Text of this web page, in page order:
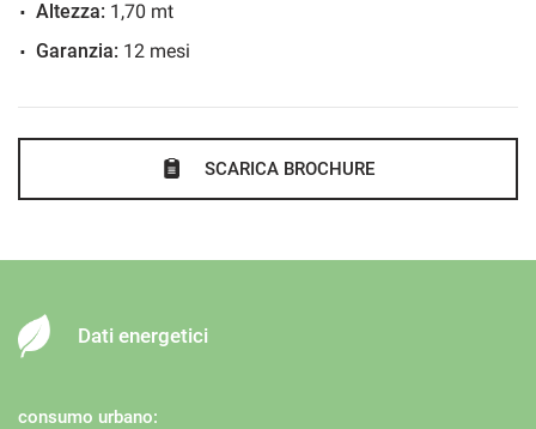
Interni in pelle
Isofix
Limitatore di velocità
Luci diurne
Monitoraggio pressione pneumatici
Park Distance Control
Altezza: 1,70 mt
Garanzia: 12 mesi
SCARICA BROCHURE
Dati energetici
consumo urbano: